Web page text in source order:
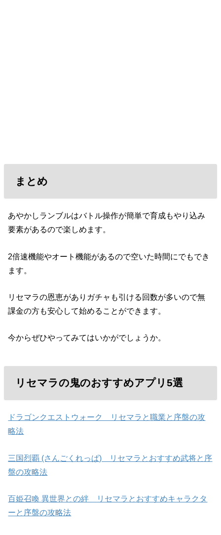
まとめ
あやかしランブルはバトル操作が簡単で育成もやり込み
要素があるので楽しめます。
2倍速機能やオート機能があるので空いた時間にでもでき
ます。
リセマラの恩恵がありガチャも引ける回数が多いので無
課金の方も安心して始めることができます。
今からぜひやってみてはいかがでしょうか。
リセマラの鬼のおすすめアプリ5選
ドラゴンクエストウォーク リセマラと職業と序盤の攻
略法
三国烈覇 (さんごくれっぱ) リセマラとおすすめ武将と序
盤の攻略法
百姫召喚 異世界との絆 リセマラとおすすめキャラクタ
ーと序盤の攻略法